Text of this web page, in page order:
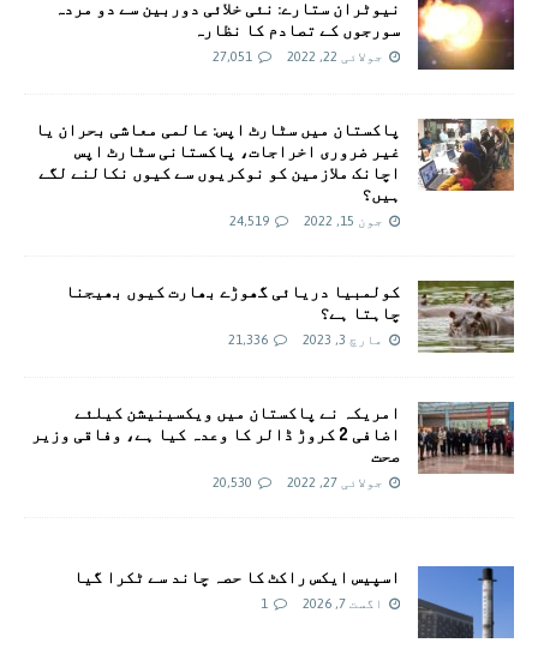
نیوٹران ستارے: نئی خلائی دوربین سے دو مردہ
سورجوں کے تصادم کا نظارہ
جولائی 22, 2022 27,051
پاکستان میں سٹارٹ اپس: عالمی معاشی بحران یا
غیر ضروری اخراجات، پاکستانی سٹارٹ اپس
اچانک ملازمین کو نوکریوں سے کیوں نکالنے لگے
ہیں؟
جون 15, 2022 24,519
کولمبیا دریائی گھوڑے بھارت کیوں بھیجنا
چاہتا ہے؟
مارچ 3, 2023 21,336
امريکہ نے پاکستان میں ویکسینیشن کیلئے
اضافی 2 کروڑ ڈالر کا وعدہ کیا ہے، وفاقی وزیر
صحت
جولائی 27, 2022 20,530
اسپیس ایکس راکٹ کا حصہ چاند سے ٹکرا گیا
اگست 7, 2026 1